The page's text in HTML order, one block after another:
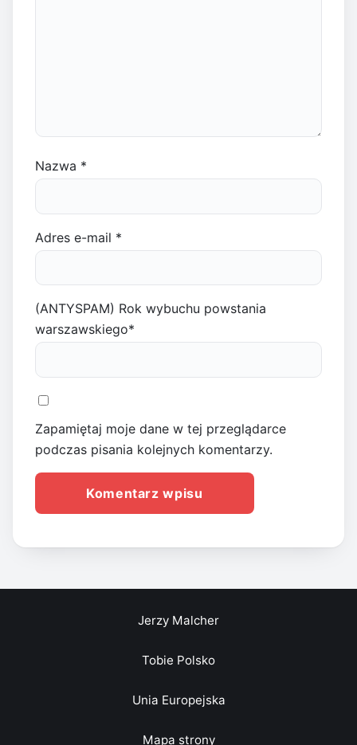
Nazwa *
Adres e-mail *
(ANTYSPAM) Rok wybuchu powstania
warszawskiego*
Zapamiętaj moje dane w tej przeglądarce
podczas pisania kolejnych komentarzy.
Jerzy Malcher
Tobie Polsko
Unia Europejska
Mapa strony